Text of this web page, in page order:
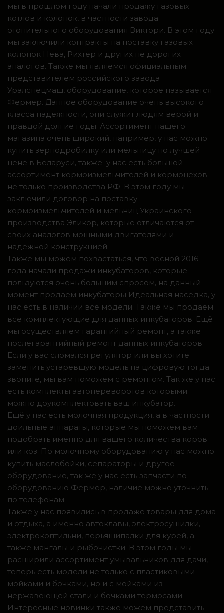
мы в прошлом году начали продажу газовых
котлов и колонок, в частности завода
отопительного оборудования Виктори. В этом году
мы заключили контракты на поставку газовых
колонок Нева, Рихтер и других не дорогих
аналогов. Также мы являемся официальным
представителем российского завода
Уралспецмаш, оборудование, которое называется
Фермер. Данное оборудование очень высокого
класса надежности, они служит людям верой и
правдой долгие годы. Ассортимент нашего
магазина очень широкий, например, у нас можно
купить зернодробилку или мельницу по лучшей
цене в Беларуси, также у нас есть большой
ассортимент кормоизмельчителей и кормоцехов
не только производства РФ. В этом году мы
заключили договор на поставку
кормоизмельчителей и мельниц Украинского
производства Эликор, которые отличаются от
своих аналогов мощными двигателями и
надежной конструкцией.
Также мы можем похвастаться, что весной 2016
года начали продажи инкубаторов, которые
пользуются очень большим спросом, на данный
момент продаем инкубаторы Идеальная наседка, у
нас есть в наличии все модели. Также мы продаем
все комплектующие для данных инкубаторов. Ещё
мы осуществляем гарантийный ремонт, а также
послегарантийный ремонт данных инкубаторов.
Если у вас сломался регулятор или вы хотите
заменить устаревшую модель на цифровую тогда
звоните, мы вам поможем с ремонтом. Так же у нас
есть комплекты автопереворотов которыми
можно доукомплектовать ваш инкубатор.
Ещё у нас есть молочная продукция, а в частности
доильные аппараты, которые мы поможем вам
подобрать именно для вашего количества коров
или коз. По молочному оборудованию у нас можно
купить маслобойки, сепараторы и другое
оборудование, так же у нас есть запчасти по
оборудованию Фермер, наличие можно уточнить
по телефонам.
Также у нас появились в продаже товары для дома
и отдыха, а именно автоклавы, электросушилки,
электрокоптильни, перьящипалки для курей, а
также мангалы и рыбочистки. В этом годы мы
расширили ассортимент умывальников для дачи,
теперь есть модели не только с пластиковыми
мойками и бочками, но и с мойками из
нержавеющей стали и бочками термосами.
Интересные новинки также можем представить